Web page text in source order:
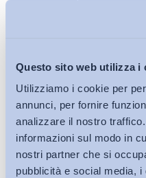
Questo sito web utilizza i
Utilizziamo i cookie per
annunci, per fornire
analizzare il nostro
informazioni sul modo in
nostri partner che si
pubblicità e social media,
. Il Miur ha
I settori italiani che più
industriali sono
ed energia. Ma ci sono
come sanità e istruzione